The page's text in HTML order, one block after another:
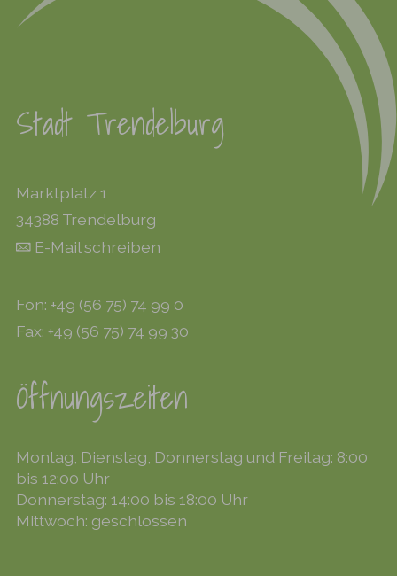
Stadt Trendelburg
Marktplatz 1
34388 Trendelburg
E-Mail schreiben
Fon: +49 (56 75) 74 99 0
Fax: +49 (56 75) 74 99 30
Öffnungszeiten
Montag, Dienstag, Donnerstag und Freitag: 8:00
bis 12:00 Uhr
Donnerstag: 14:00 bis 18:00 Uhr
Mittwoch: geschlossen